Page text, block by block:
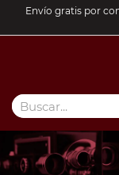
Envío gratis por